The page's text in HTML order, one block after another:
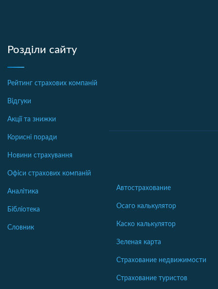
Розділи сайту
Рейтинг страхових компаній
Відгуки
Акції та знижки
Корисні поради
Новини страхування
Офіси страхових компаній
Аналітика
Бібліотека
Словник
Автострахование
Осаго калькулятор
Каско калькулятор
Зеленая карта
Страхование недвижимости
Страхование туристов